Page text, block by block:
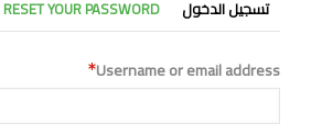
الأساسية
تسجيل الدخول RESET YOUR PASSWORD
Username or email address